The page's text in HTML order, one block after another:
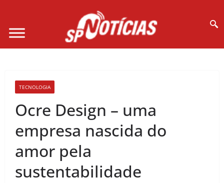
TECNOLOGIA
Ocre Design – uma
empresa nascida do
amor pela
sustentabilidade